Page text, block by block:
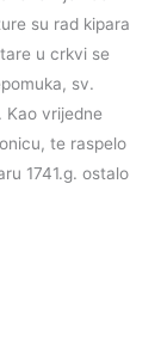
su rad kipara
u crkvi se
sv.
Kao vrijedne
te raspelo
1741.g. ostalo